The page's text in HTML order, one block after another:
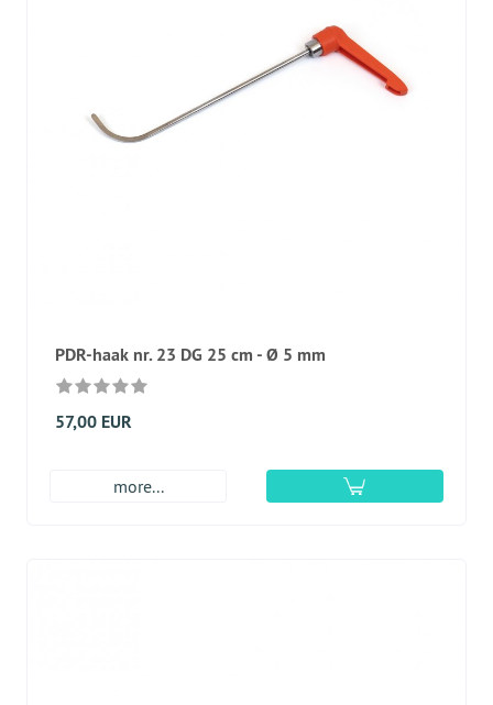
PDR-haak nr. 23 DG 25 cm - Ø 5 mm
57,00 EUR
more...